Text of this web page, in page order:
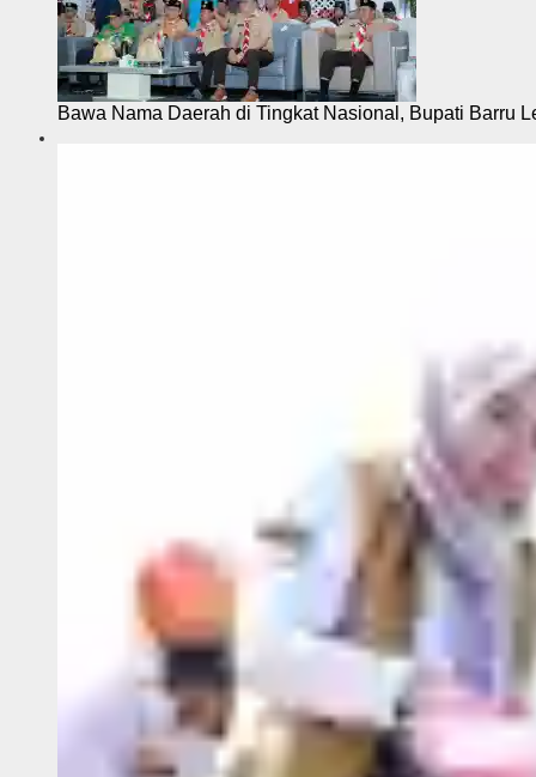
Bawa Nama Daerah di Tingkat Nasional, Bupati Barru